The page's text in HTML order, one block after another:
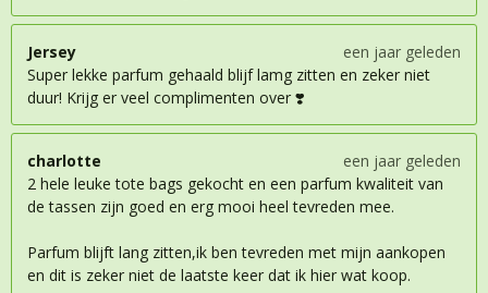
Jersey
een jaar geleden
Super lekke parfum gehaald blijf lamg zitten en zeker niet
duur! Krijg er veel complimenten over ❣️
charlotte
een jaar geleden
2 hele leuke tote bags gekocht en een parfum kwaliteit van
de tassen zijn goed en erg mooi heel tevreden mee.
Parfum blijft lang zitten,ik ben tevreden met mijn aankopen
en dit is zeker niet de laatste keer dat ik hier wat koop.